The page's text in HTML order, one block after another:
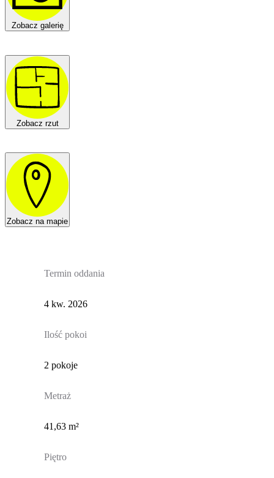
Zobacz galerię
Zobacz rzut
Zobacz na mapie
Termin oddania
4 kw. 2026
Ilość pokoi
2 pokoje
Metraż
41,63 m²
Piętro